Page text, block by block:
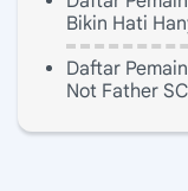
Bikin Hati
Daftar
Not Father